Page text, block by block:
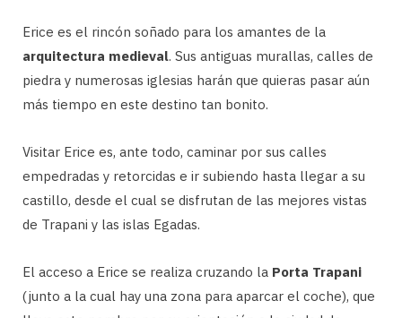
Erice es el rincón soñado para los amantes de la
arquitectura medieval. Sus antiguas murallas, calles de
piedra y numerosas iglesias harán que quieras pasar aún
más tiempo en este destino tan bonito.
Visitar Erice es, ante todo, caminar por sus calles
empedradas y retorcidas e ir subiendo hasta llegar a su
castillo, desde el cual se disfrutan de las mejores vistas
de Trapani y las islas Egadas.
El acceso a Erice se realiza cruzando la Porta Trapani
(junto a la cual hay una zona para aparcar el coche), que